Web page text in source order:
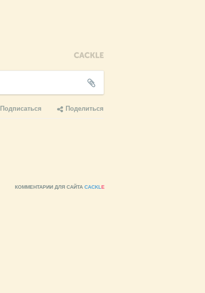
Подписаться Поделиться
КОММЕНТАРИИ ДЛЯ САЙТА CACKL E